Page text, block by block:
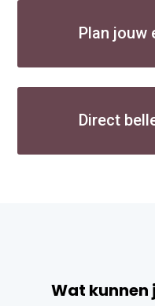
Plan jouw
Direct
Wat